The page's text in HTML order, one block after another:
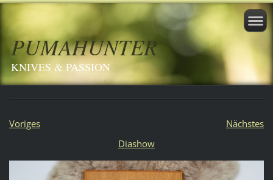
PUMAHUNTER
KNIVES & PASSION
Voriges
Nächstes
Diashow